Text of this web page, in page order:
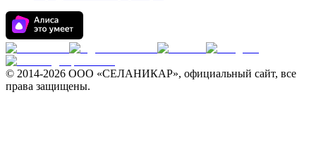
© 2014-2026 ООО «СЕЛАНИКАР», официальный сайт, все
права защищены.